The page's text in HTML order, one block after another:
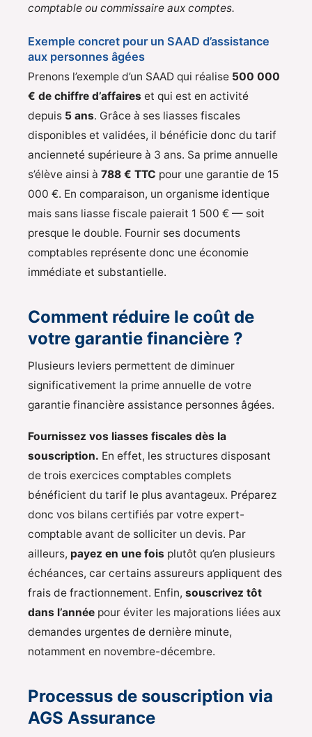
comptable ou commissaire aux comptes.
Exemple concret pour un SAAD d’assistance
aux personnes âgées
Prenons l’exemple d’un SAAD qui réalise 500 000
€ de chiffre d’affaires et qui est en activité
depuis 5 ans. Grâce à ses liasses fiscales
disponibles et validées, il bénéficie donc du tarif
ancienneté supérieure à 3 ans. Sa prime annuelle
s’élève ainsi à 788 € TTC pour une garantie de 15
000 €. En comparaison, un organisme identique
mais sans liasse fiscale paierait 1 500 € — soit
presque le double. Fournir ses documents
comptables représente donc une économie
immédiate et substantielle.
Comment réduire le coût de
votre garantie financière ?
Plusieurs leviers permettent de diminuer
significativement la prime annuelle de votre
garantie financière assistance personnes âgées.
Fournissez vos liasses fiscales dès la
souscription. En effet, les structures disposant
de trois exercices comptables complets
bénéficient du tarif le plus avantageux. Préparez
donc vos bilans certifiés par votre expert-
comptable avant de solliciter un devis. Par
ailleurs, payez en une fois plutôt qu’en plusieurs
échéances, car certains assureurs appliquent des
frais de fractionnement. Enfin, souscrivez tôt
dans l’année pour éviter les majorations liées aux
demandes urgentes de dernière minute,
notamment en novembre-décembre.
Processus de souscription via
AGS Assurance